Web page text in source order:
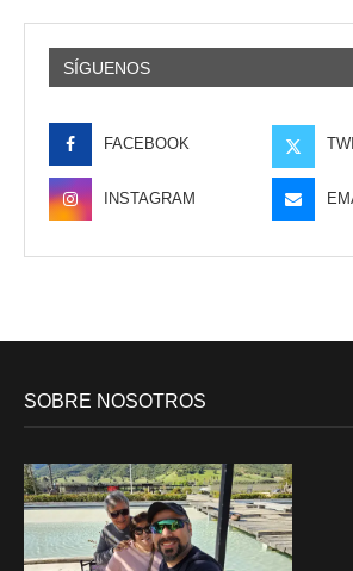
SÍGUENOS
FACEBOOK
INSTAGRAM
SOBRE NOSOTROS